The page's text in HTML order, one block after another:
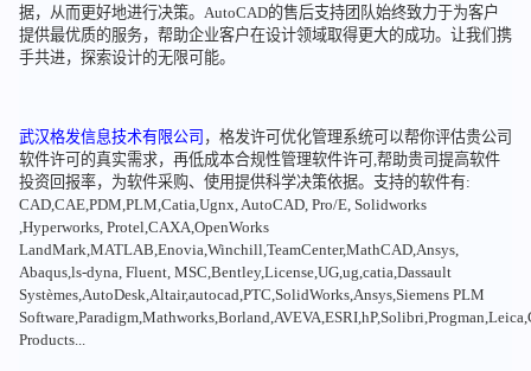
据，从而更好地进行决策。AutoCAD的售后支持团队始终致力于为客户
提供最优质的服务，帮助企业客户在设计领域取得更大的成功。让我们携
手共进，探索设计的无限可能。
武汉格发信息技术有限公司 ，格发许可优化管理系统可以帮你评估贵公司
软件许可的真实需求，再低成本合规性管理软件许可,帮助贵司提高软件
投资回报率，为软件采购、使用提供科学决策依据。支持的软件有:
CAD,CAE,PDM,PLM,Catia,Ugnx, AutoCAD, Pro/E, Solidworks
,Hyperworks, Protel,CAXA,OpenWorks
LandMark,MATLAB,Enovia,Winchill,TeamCenter,MathCAD,Ansys,
Abaqus,ls-dyna, Fluent, MSC,Bentley,License,UG,ug,catia,Dassault
Systèmes,AutoDesk,Altair,autocad,PTC,SolidWorks,Ansys,Siemens PLM
Products...